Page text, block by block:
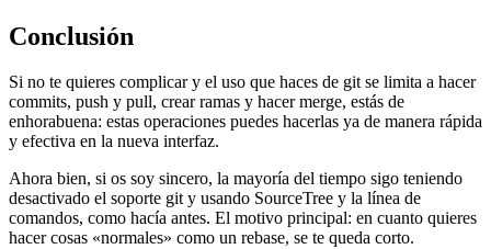
Conclusión
Si no te quieres complicar y el uso que haces de git se limita a hacer
commits, push y pull, crear ramas y hacer merge, estás de
enhorabuena: estas operaciones puedes hacerlas ya de manera rápida
y efectiva en la nueva interfaz.
Ahora bien, si os soy sincero, la mayoría del tiempo sigo teniendo
desactivado el soporte git y usando SourceTree y la línea de
comandos, como hacía antes. El motivo principal: en cuanto quieres
hacer cosas «normales» como un rebase, se te queda corto.